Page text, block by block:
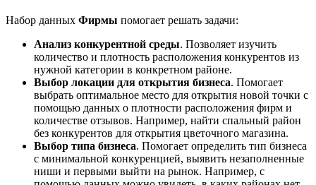
Набор данных Фирмы помогает решать задачи:
Анализ конкурентной среды. Позволяет изучить
количество и плотность расположения конкурентов из
нужной категории в конкретном районе.
Выбор локации для открытия бизнеса. Помогает
выбрать оптимальное место для открытия новой точки с
помощью данных о плотности расположения фирм и
количестве отзывов. Например, найти спальный район
без конкурентов для открытия цветочного магазина.
Выбор типа бизнеса. Помогает определить тип бизнеса
с минимальной конкуренцией, выявить незаполненные
ниши и первыми выйти на рынок. Например, с